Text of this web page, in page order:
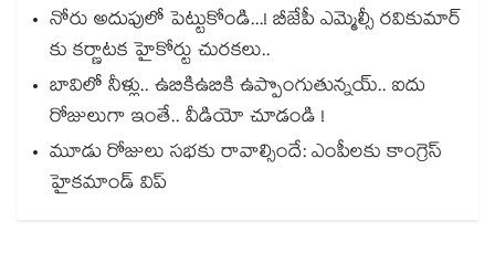
నోరు అదుపులో పెట్టుకోండి...! బీజేపీ ఎమ్మెల్సీ రవికుమార్
కు కర్ణాటక హైకోర్టు చురకలు..
బావిలో నీళ్లు.. ఉబికిఉబికి ఉప్పొంగుతున్నయ్.. ఐదు
రోజులుగా ఇంతే.. వీడియో చూడండి !
మూడు రోజులు సభకు రావాల్సిందే: ఎంపీలకు కాంగ్రెస్
హైకమాండ్ విప్